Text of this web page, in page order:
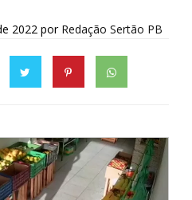
2022 por Redação Sertão PB